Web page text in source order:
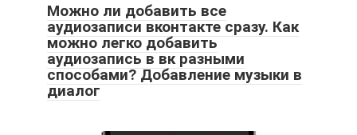
Можно ли добавить все
аудиозаписи вконтакте сразу. Как
можно легко добавить
аудиозапись в вк разными
способами? Добавление музыки в
диалог